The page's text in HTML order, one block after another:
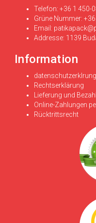
Telefon: +36 1 450-
Grüne Nummer:
Email:
Addresse: 1139
Information
datenschutzerklrung
Rechtserklärung
Lieferung und
Online-Zahlungen
Rücktrittsrecht